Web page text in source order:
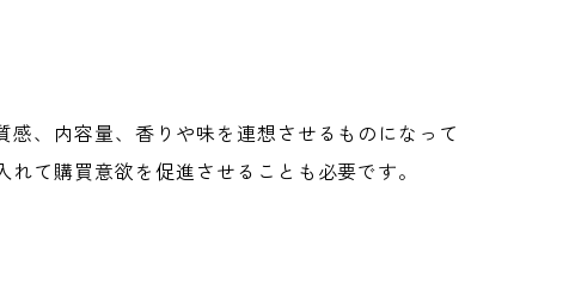
、内容量、香りや味を連想させるものになって
て購買意欲を促進させることも必要です。